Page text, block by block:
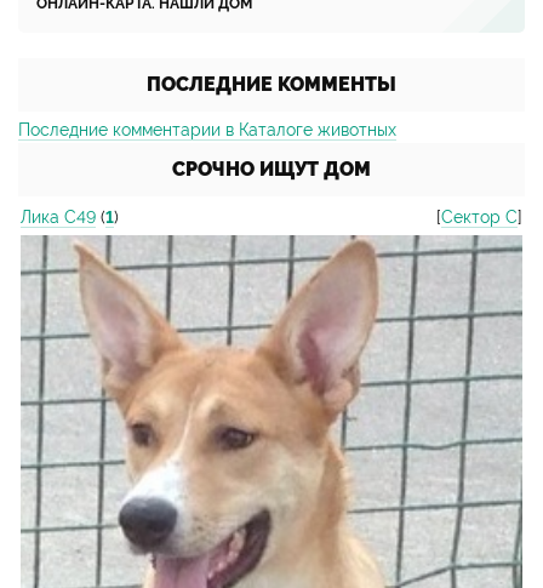
ОНЛАЙН-КАРТА. НАШЛИ ДОМ
ПОСЛЕДНИЕ КОММЕНТЫ
Последние комментарии в Каталоге животных
СРОЧНО ИЩУТ ДОМ
Лика С49 (1) [Сектор С]